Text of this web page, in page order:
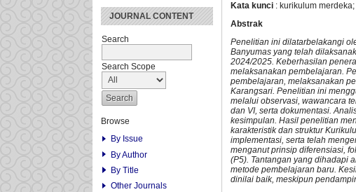
JOURNAL CONTENT
Search
Search Scope
Browse
By Issue
By Author
By Title
Other Journals
Kata kunci : kurikulum
Abstrak
Penelitian ini dilatarbelakangi
Banyumas yang telah
2024/2025. Keberhasilan
melaksanakan pembelajaran.
pembelajaran, melaksanakan
Karangsari. Penelitian ini
melalui observasi, wawancara
dan VI, serta dokumentasi.
kesimpulan. Hasil penelitian
karakteristik dan struktur
implementasi, serta telah
menganut prinsip diferensiasi,
(P5). Tantangan yang dihadapi
metode pembelajaran baru.
dinilai baik, meskipun